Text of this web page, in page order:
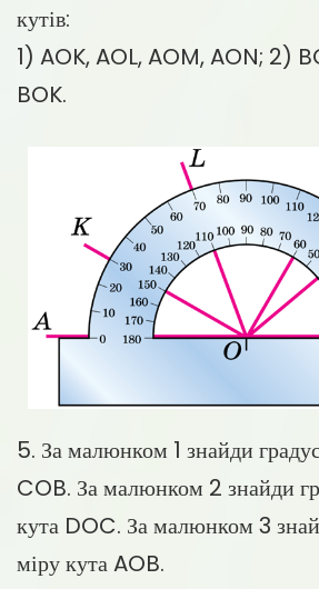
кутів:
1) AOK, AOL, AOM, AON; 2)
BOK.
5. За малюнком 1 знайди
COB. За малюнком 2 знайди
кута DOC. За малюнком 3
міру кута AOB.